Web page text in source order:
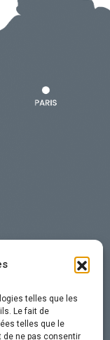
telles que les
Le fait de
telles que le
de ne pas consentir